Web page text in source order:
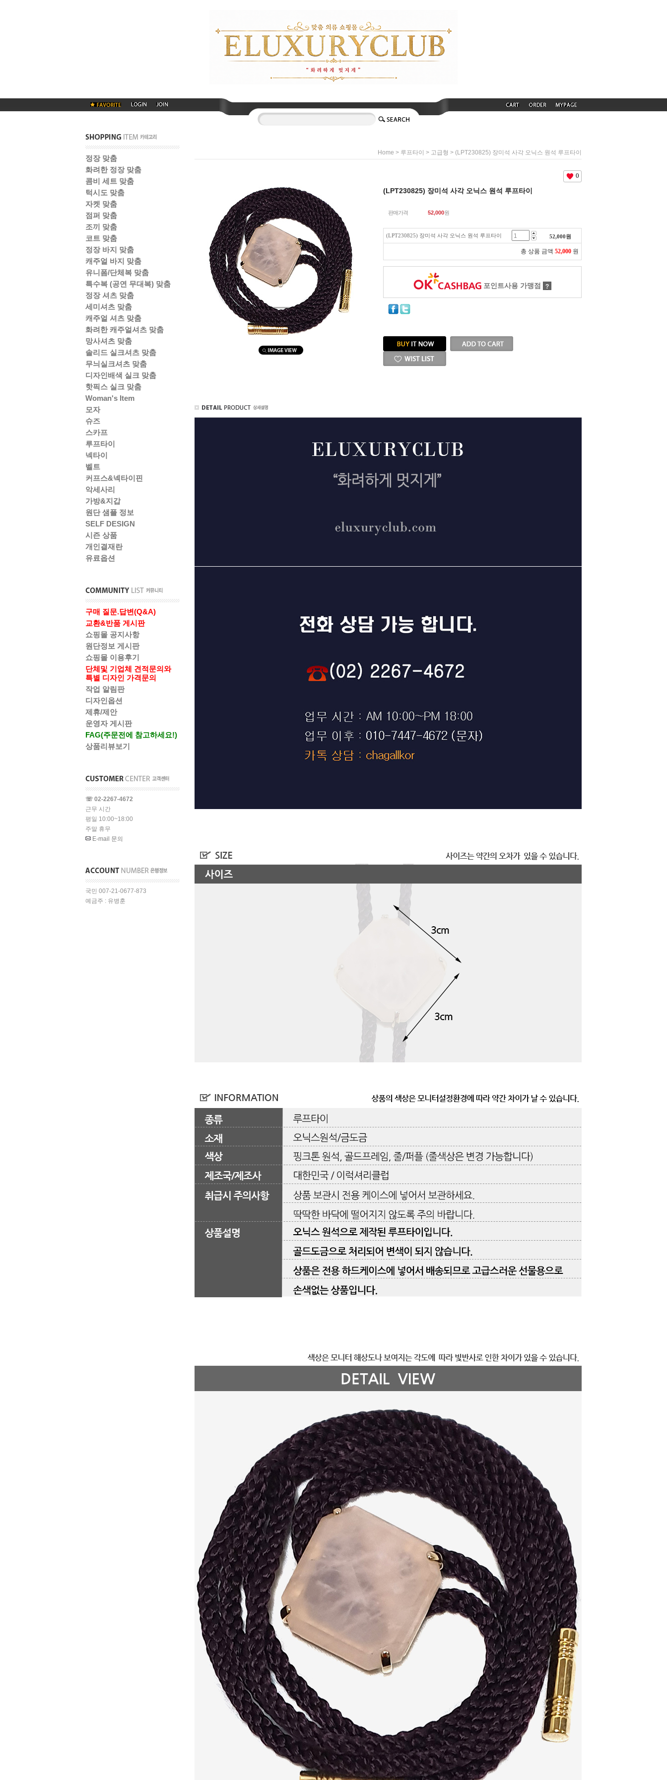
정장 맞춤
화려한 정장 맞춤
콤비 세트 맞춤
턱시도 맞춤
자켓 맞춤
점퍼 맞춤
조끼 맞춤
코트 맞춤
정장 바지 맞춤
캐주얼 바지 맞춤
유니폼/단체복 맞춤
특수복 (공연 무대복) 맞춤
정장 셔츠 맞춤
세미셔츠 맞춤
캐주얼 셔츠 맞춤
화려한 캐주얼셔츠 맞춤
망사셔츠 맞춤
솔리드 실크셔츠 맞춤
무늬실크셔츠 맞춤
디자인배색 실크 맞춤
핫픽스 실크 맞춤
Woman's Item
모자
슈즈
스카프
루프타이
넥타이
벨트
커프스&넥타이핀
악세사리
가방&지갑
원단 샘플 정보
SELF DESIGN
시즌 상품
개인결재란
유료옵션
구매 질문.답변(Q&A)
교환&반품 게시판
쇼핑몰 공지사항
원단정보 게시판
쇼핑몰 이용후기
단체및 기업체 견적문의와
특별 디자인 가격문의
작업 알림판
디자인옵션
제휴/제안
운영자 게시판
FAG(주문전에 참고하세요!)
상품리뷰보기
☏ 02-2267-4672
근무 시간
평일 10:00~18:00
주말 휴무
E-mail 문의
국민 007-21-0677-873
예금주 : 유병훈
Home > 루프타이 > 고급형 > (LPT230825) 장미석 사각 오닉스 원석 루프타이
마우스를 올려보세요
0
(LPT230825) 장미석 사각 오닉스 원석 루프타이
판매가격 52,000원
(LPT230825) 장미석 사각 오닉스 원석 루프타이 52,000원
총 상품 금액 52,000 원
포인트사용 가맹점 ?